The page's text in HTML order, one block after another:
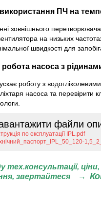
ПЧ на
зовнішнього
на низьких
швидкості для
насоса з
роботу з
насоса та перевірити
файли
по експлуатації IPL.pdf
тех.консультації, ціни,
звертайтеся
→